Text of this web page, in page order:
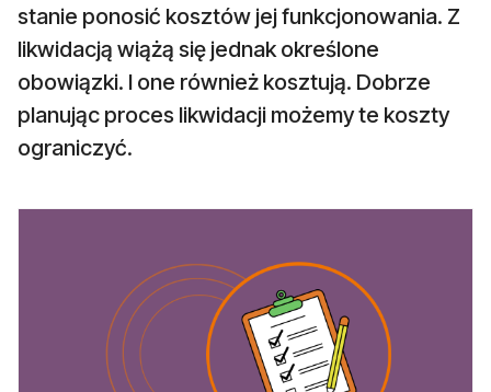
stanie ponosić kosztów jej funkcjonowania. Z
likwidacją wiążą się jednak określone
obowiązki. I one również kosztują. Dobrze
planując proces likwidacji możemy te koszty
ograniczyć.